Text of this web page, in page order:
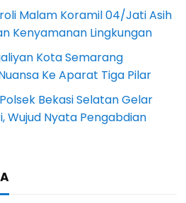
Malam Koramil 04/Jati Asih
Kenyamanan Lingkungan
Kota Semarang
Ke Aparat Tiga Pilar
Bekasi Selatan Gelar
Wujud Nyata Pengabdian